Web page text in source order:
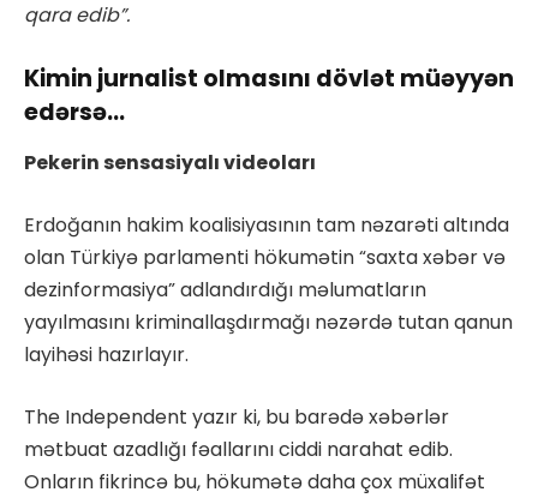
qara edib”.
Kimin jurnalist olmasını dövlət müəyyən
edərsə…
Pekerin sensasiyalı videoları
Erdoğanın hakim koalisiyasının tam nəzarəti altında
olan Türkiyə parlamenti hökumətin “saxta xəbər və
dezinformasiya” adlandırdığı məlumatların
yayılmasını kriminallaşdırmağı nəzərdə tutan qanun
layihəsi hazırlayır.
The Independent yazır ki, bu barədə xəbərlər
mətbuat azadlığı fəallarını ciddi narahat edib.
Onların fikrincə bu, hökumətə daha çox müxalifət